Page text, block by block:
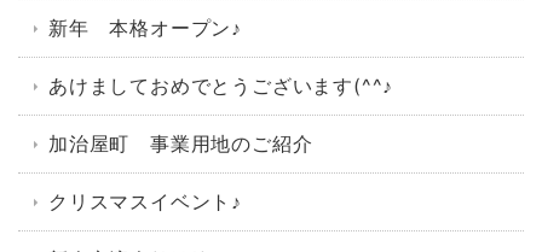
新年 本格オープン♪
あけましておめでとうございます(^^♪
加治屋町 事業用地のご紹介
クリスマスイベント♪